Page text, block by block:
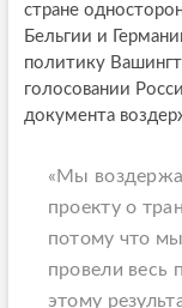
стране
Бельгии и
политику
голосовании
документа
«Мы
проекту о
потому что
провели весь
этому